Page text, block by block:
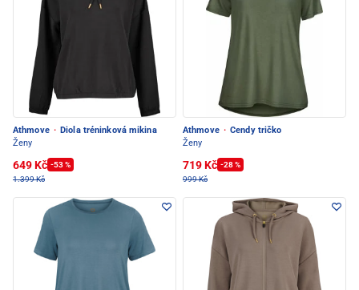
Athmove · Diola tréninková mikina
Ženy
649 Kč -53 %
1.399 Kč
Athmove · Cendy tričko
Ženy
719 Kč -28 %
999 Kč